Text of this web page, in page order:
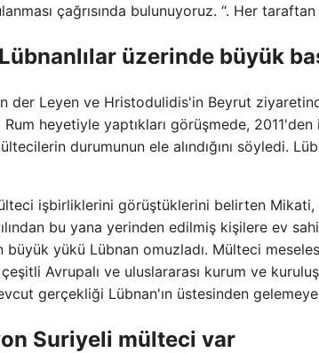
çağrısında bulunuyoruz. “. Her taraftan
üzerinde büyük
der Leyen ve Hristodulidis'in Beyrut
Rum heyetiyle yaptıkları görüşmede,
durumunun ele alındığını söyledi.
işbirliklerini görüştüklerini belirten
bu yana yerinden edilmiş kişilere ev
büyük yükü Lübnan omuzladı. Mülteci
Avrupalı ​​ve uluslararası kurum ve
gerçekliği Lübnan'ın üstesinden
Suriyeli mülteci var